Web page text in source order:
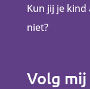
Kun jij je
niet?
Volg mij